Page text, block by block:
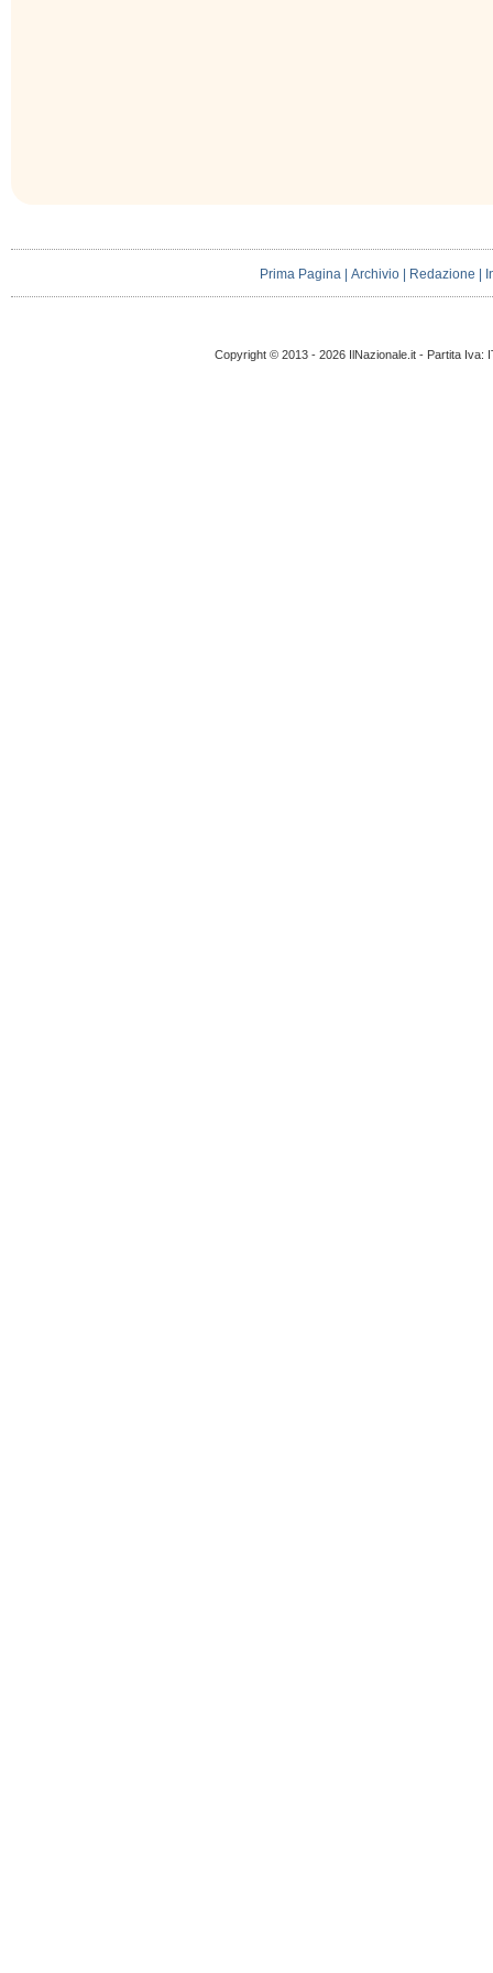
Prima Pagina |Archivio | Redazione |
Copyright © 2013 - 2026 IlNazionale.it - Partita Iva: